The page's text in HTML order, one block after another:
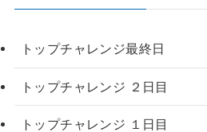
トップチャレンジ最終日
トップチャレンジ ２日目
トップチャレンジ １日目